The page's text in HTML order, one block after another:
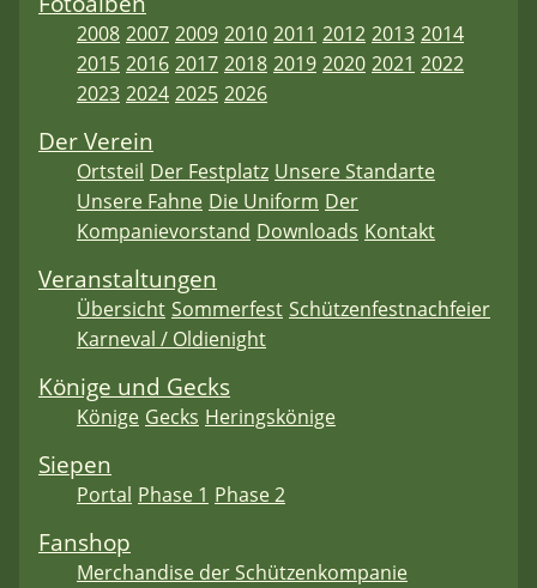
2008 2007 2009 2010 2011 2012 2013 2014
2015 2016 2017 2018 2019 2020 2021 2022
2023 2024 2025 2026
Der Verein
Ortsteil Der Festplatz Unsere Standarte
Unsere Fahne Die Uniform Der
Kompanievorstand Downloads Kontakt
Veranstaltungen
Übersicht Sommerfest Schützenfestnachfeier
Karneval / Oldienight
Könige und Gecks
Könige Gecks Heringskönige
Siepen
Portal Phase 1 Phase 2
Fanshop
Merchandise der Schützenkompanie